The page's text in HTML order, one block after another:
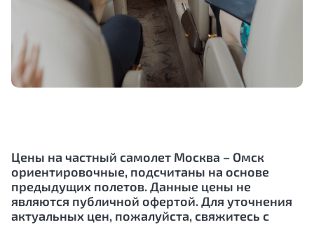
Цены на частный самолет Москва – Омск
ориентировочные, подсчитаны на основе
предыдущих полетов. Данные цены не
являются публичной офертой. Для уточнения
актуальных цен, пожалуйста, свяжитесь с